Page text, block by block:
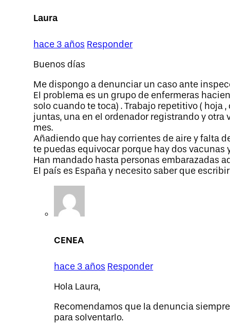
Laura
hace 3 años Responder
Buenos días
Me dispongo a denunciar un caso ante
El problema es un grupo de enfermeras
solo cuando te toca) . Trabajo repetitivo (
juntas, una en el ordenador registrando y otra
mes.
Añadiendo que hay corrientes de aire y falta
te puedas equivocar porque hay dos vacunas
Han mandado hasta personas embarazadas
El país es España y necesito saber que
CENEA
hace 3 años Responder
Hola Laura,
Recomendamos que la denuncia
para solventarlo.